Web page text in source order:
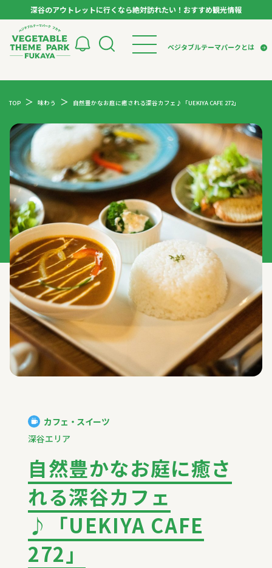
深谷のアウトレットに行くなら絶対訪れたい！おすすめ観光情報
ベジタブルテーマパークとは
検索
スポット
イベント
体験
特集記事
ベジタブルテーマパークとは
VTPキャストミーティング
市長インタビュー
生産者インタビュー
アンバサダー
お役立ち情報
レシピ集
TOP 味わう 自然豊かなお庭に癒される深谷カフェ♪「UEKIYA CAFE 272」
カフェ・スイーツ
深谷エリア
自然豊かなお庭に癒さ
れる深谷カフェ
♪「UEKIYA CAFE
272」